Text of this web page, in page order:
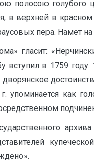
полосою
в верхней в
пера. Намет
гласит:
вступил в 1759
упоминается как